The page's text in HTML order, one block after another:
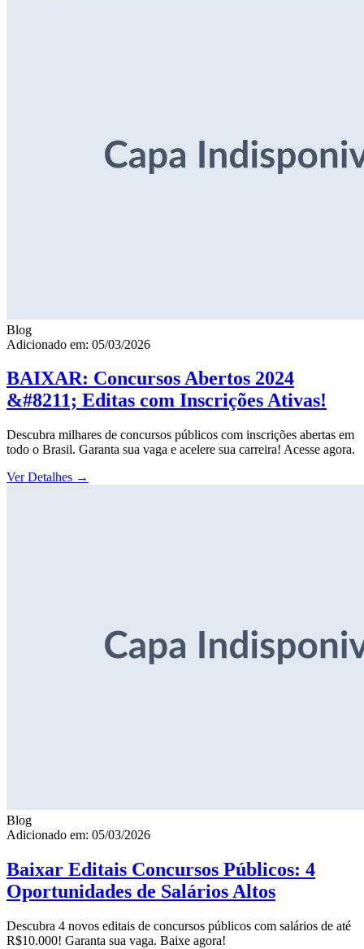
Blog
Adicionado em: 05/03/2026
BAIXAR: Concursos Abertos 2024
&#8211; Editas com Inscrições Ativas!
Descubra milhares de concursos públicos com inscrições abertas em
todo o Brasil. Garanta sua vaga e acelere sua carreira! Acesse agora.
Ver Detalhes →
Blog
Adicionado em: 05/03/2026
Baixar Editais Concursos Públicos: 4
Oportunidades de Salários Altos
Descubra 4 novos editais de concursos públicos com salários de até
R$10.000! Garanta sua vaga. Baixe agora!